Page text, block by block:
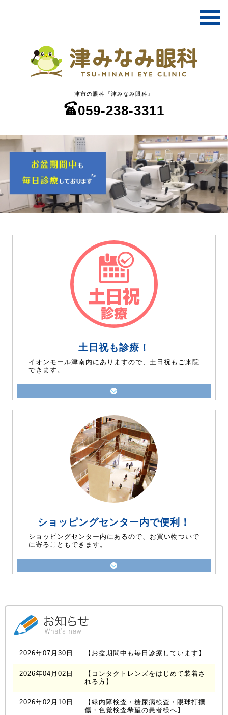
津市の眼科『津みなみ眼科』
059-238-3311
土日祝も診療！
イオンモール津南内にありますので、土日祝もご来院
できます。
ショッピングセンター内で便利！
ショッピングセンター内にあるので、お買い物ついで
に寄ることもできます。
2026年07月30日 【お盆期間中も毎日診療しています】
2026年04月02日
【コンタクトレンズをはじめて装着さ
れる方】
2026年02月10日
【緑内障検査・糖尿病検査・眼球打撲
傷・色覚検査希望の患者様へ】